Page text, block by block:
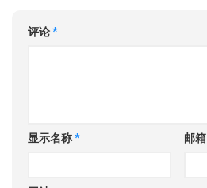
评论*
显示名称* 邮箱